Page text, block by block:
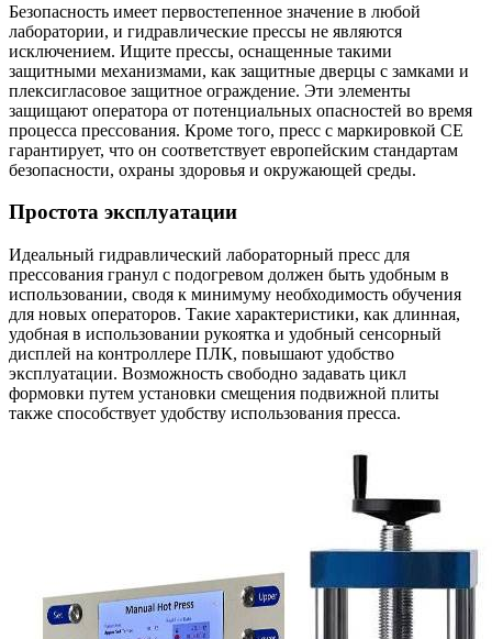
Безопасность имеет первостепенное значение в любой
лаборатории, и гидравлические прессы не являются
исключением. Ищите прессы, оснащенные такими
защитными механизмами, как защитные дверцы с замками и
плексигласовое защитное ограждение. Эти элементы
защищают оператора от потенциальных опасностей во время
процесса прессования. Кроме того, пресс с маркировкой CE
гарантирует, что он соответствует европейским стандартам
безопасности, охраны здоровья и окружающей среды.
Простота эксплуатации
Идеальный гидравлический лабораторный пресс для
прессования гранул с подогревом должен быть удобным в
использовании, сводя к минимуму необходимость обучения
для новых операторов. Такие характеристики, как длинная,
удобная в использовании рукоятка и удобный сенсорный
дисплей на контроллере ПЛК, повышают удобство
эксплуатации. Возможность свободно задавать цикл
формовки путем установки смещения подвижной плиты
также способствует удобству использования пресса.